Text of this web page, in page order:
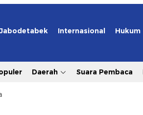
Jabodetabek Internasional Hukum
Daerah Suara Pembaca